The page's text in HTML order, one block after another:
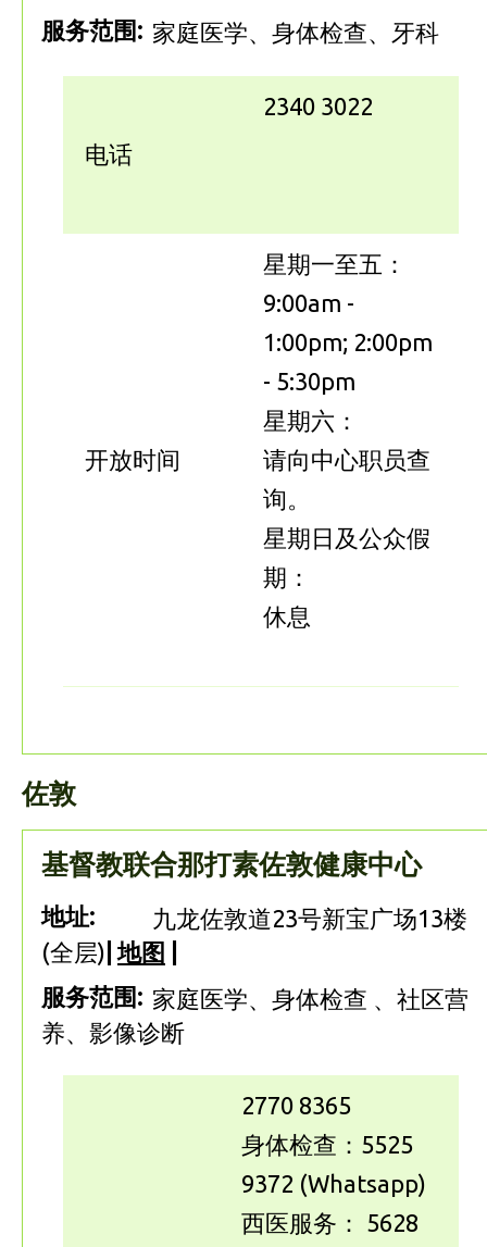
服务范围: 家庭医学、身体检查、牙科
电话
2340 3022
开放时间
星期一至五：
9:00am -
1:00pm; 2:00pm
- 5:30pm
星期六：
请向中心职员查
询。
星期日及公众假
期：
休息
佐敦
基督教联合那打素佐敦健康中心
地址:
九龙佐敦道23号新宝广场13楼
(全层) 地图
服务范围: 家庭医学、身体检查 、社区营
养、影像诊断
2770 8365
身体检查：5525
9372 (Whatsapp)
西医服务： 5628